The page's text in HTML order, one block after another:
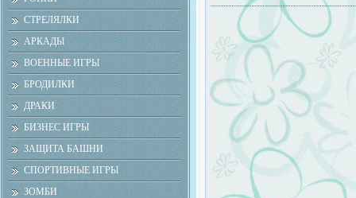
СТРЕЛЯЛКИ
АРКАДЫ
ВОЕННЫЕ ИГРЫ
БРОДИЛКИ
ДРАКИ
БИЗНЕС ИГРЫ
ЗАЩИТА БАШНИ
СПОРТИВНЫЕ ИГРЫ
ЗОМБИ